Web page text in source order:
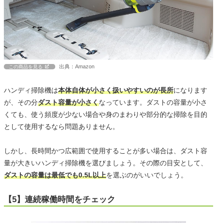
この商品を見る 出典：Amazon
ハンディ掃除機は本体自体が小さく扱いやすいのが長所になります
が、その分ダスト容量が小さくなっています。ダストの容量が小さ
くても、使う頻度が少ない場合や身のまわりや部分的な掃除を目的
として使用するなら問題ありません。
しかし、長時間かつ広範囲で使用することが多い場合は、ダスト容
量が大きいハンディ掃除機を選びましょう。その際の目安として、
ダストの容量は最低でも0.5L以上を選ぶのがいいでしょう。
【5】連続稼働時間をチェック